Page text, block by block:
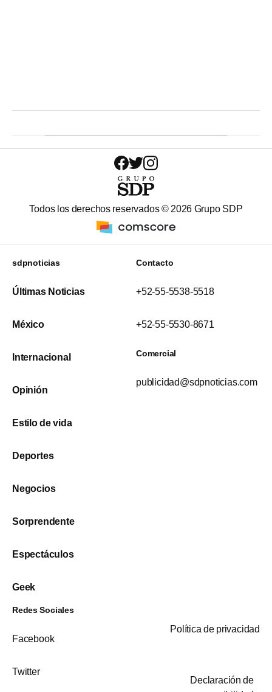
Todos los derechos reservados © 2026 Grupo SDP
sdpnoticias
Últimas Noticias
México
Internacional
Opinión
Estilo de vida
Deportes
Negocios
Sorprendente
Espectáculos
Geek
Contacto
+52-55-5538-5518
+52-55-5530-8671
Comercial
publicidad@sdpnoticias.com
Redes Sociales
Facebook
Twitter
Política de privacidad
Declaración de